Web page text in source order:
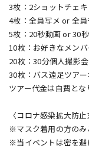
3枚：2ショットチェ
4枚：全員写メ or 全
5枚：20秒動画 or 30
10枚：お好きなメン
20枚：30分個人撮影
30枚：バス遠足ツア
ツアー代金は自費とな
〈コロナ感染拡大防
※マスク着用の方のみ
※当イベントは密を避